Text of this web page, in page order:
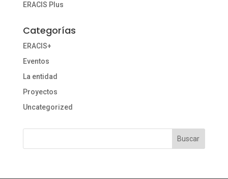
ERACIS Plus
Categorías
ERACIS+
Eventos
La entidad
Proyectos
Uncategorized